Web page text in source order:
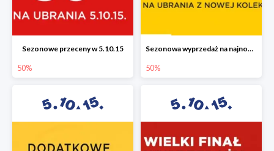
Sezonowe przeceny w 5.10.15
50%
Sezonowa wyprzedaż na najnowszą kolekcję do -50%
50%